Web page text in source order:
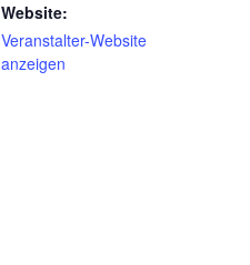
Website:
Veranstalter-Website
anzeigen